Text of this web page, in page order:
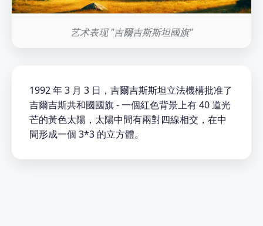
艺术表现 "吉爾吉斯斯坦國旗"
1992 年 3 月 3 日，吉爾吉斯斯坦立法機構批准了
吉爾吉斯共和國國旗 - 一個紅色背景上有 40 道光
芒的黃色太陽，太陽中間有兩對四線相交，在中
間形成一個 3*3 的立方體。